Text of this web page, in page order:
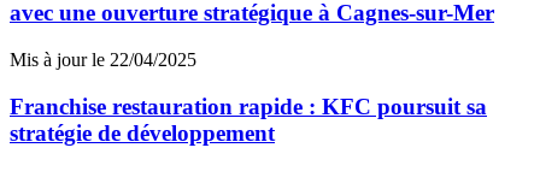
avec une ouverture stratégique à Cagnes-sur-Mer
Mis à jour le 22/04/2025
Franchise restauration rapide : KFC poursuit sa
stratégie de développement